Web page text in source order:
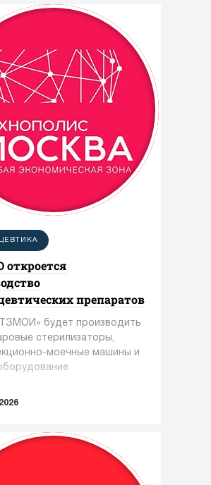
препаратов
будет производить
стерилизаторы,
моечные машины и